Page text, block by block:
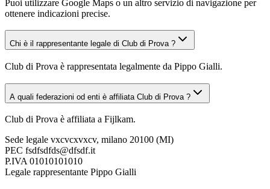
Puoi utilizzare Google Maps o un altro servizio di navigazione per
ottenere indicazioni precise.
Chi è il rappresentante legale di Club di Prova ?
Club di Prova è rappresentata legalmente da Pippo Gialli.
A quali federazioni od enti è affiliata Club di Prova ?
Club di Prova è affiliata a Fijlkam.
Sede legale vxcvcxvxcv, milano 20100 (MI)
PEC fsdfsdfds@dfsdf.it
P.IVA 01010101010
Legale rappresentante Pippo Gialli